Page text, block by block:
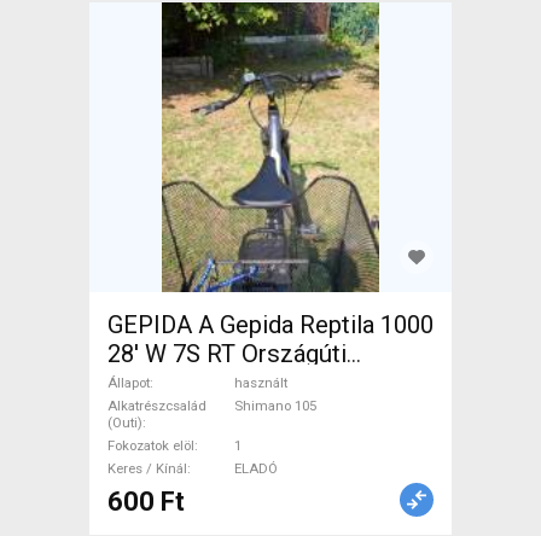
GEPIDA A Gepida Reptila 1000
28' W 7S RT Országúti
Shimano 105 használt ELADÓ
Állapot
használt
Alkatrészcsalád
(Outi)
Shimano 105
Fokozatok elöl
1
Keres / Kínál
ELADÓ
600 Ft